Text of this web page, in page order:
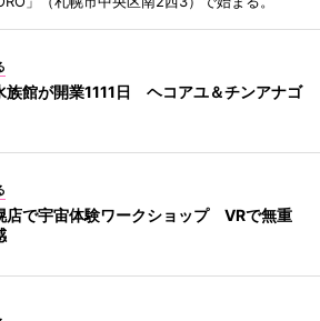
族館が開業1111日 ヘコアユ＆チンアナゴ
店で宇宙体験ワークショップ VRで無重